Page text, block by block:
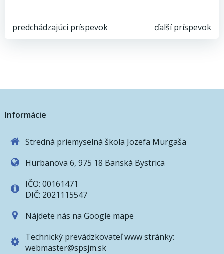
Post
predchádzajúci príspevok Post ďalší príspevok
Informácie
Stredná priemyselná škola Jozefa Murgaša
Hurbanova 6, 975 18 Banská Bystrica
IČO: 00161471
DIČ: 2021115547
Nájdete nás na Google mape
Technický prevádzkovateľ www stránky:
webmaster@spsjm.sk